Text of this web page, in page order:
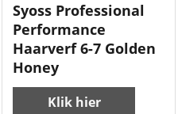
Syoss Professional
Performance
Haarverf 6-7 Golden
Honey
Klik hier